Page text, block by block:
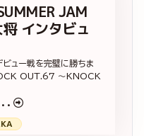
JAM
インタビュ
ビュー戦を完璧に勝ちま
OUT.67 ～KNOCK